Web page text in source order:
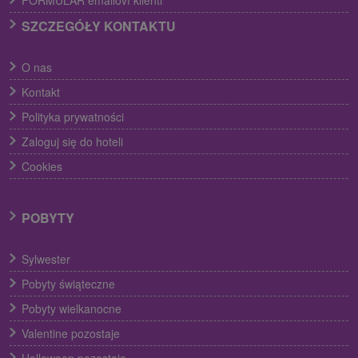
SZCZEGÓŁY KONTAKTU
O nas
Kontakt
Polityka prywatności
Zaloguj się do hoteli
Cookies
POBYTY
Sylwester
Pobyty świąteczne
Pobyty wielkanocne
Valentine pozostaje